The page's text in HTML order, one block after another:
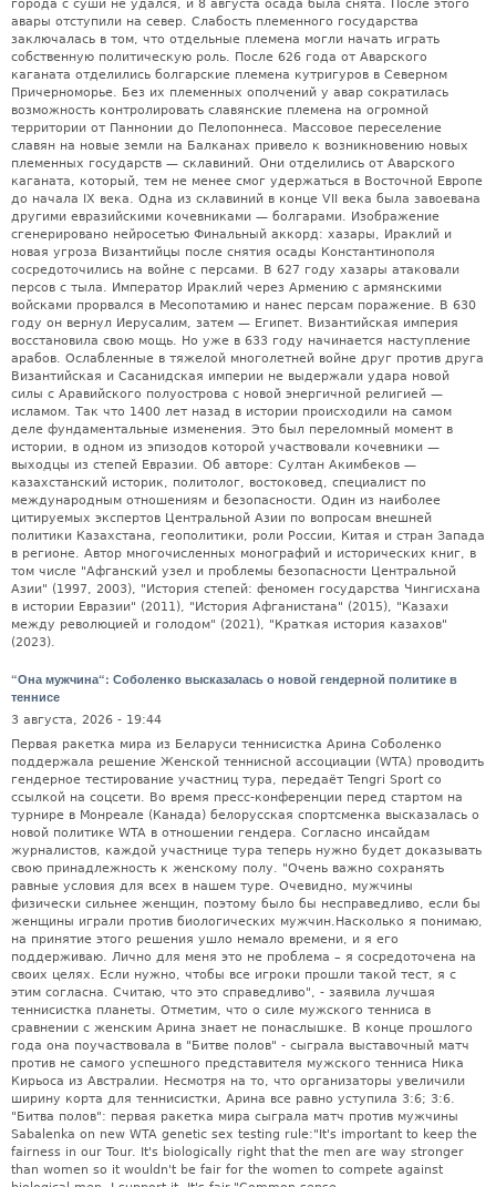
“Она мужчина“: Соболенко высказалась о новой гендерной политике в
теннисе
3 августа, 2026 - 19:44
Первая ракетка мира из Беларуси теннисистка Арина Соболенко
поддержала решение Женской теннисной ассоциации (WTA) проводить
гендерное тестирование участниц тура, передаёт Tengri Sport со
ссылкой на соцсети. Во время пресс-конференции перед стартом на
турнире в Монреале (Канада) белорусская спортсменка высказалась о
новой политике WTA в отношении гендера. Согласно инсайдам
журналистов, каждой участнице тура теперь нужно будет доказывать
свою принадлежность к женскому полу. "Очень важно сохранять
равные условия для всех в нашем туре. Очевидно, мужчины
физически сильнее женщин, поэтому было бы несправедливо, если бы
женщины играли против биологических мужчин.Насколько я понимаю,
на принятие этого решения ушло немало времени, и я его
поддерживаю. Лично для меня это не проблема – я сосредоточена на
своих целях. Если нужно, чтобы все игроки прошли такой тест, я с
этим согласна. Считаю, что это справедливо", - заявила лучшая
теннисистка планеты. Отметим, что о силе мужского тенниса в
сравнении с женским Арина знает не понаслышке. В конце прошлого
года она поучаствовала в "Битве полов" - сыграла выставочный матч
против не самого успешного представителя мужского тенниса Ника
Кирьоса из Австралии. Несмотря на то, что организаторы увеличили
ширину корта для теннисистки, Арина все равно уступила 3:6; 3:6.
"Битва полов": первая ракетка мира сыграла матч против мужчины
Sabalenka on new WTA genetic sex testing rule:"It's important to keep the
fairness in our Tour. It's biologically right that the men are way stronger
than women so it wouldn't be fair for the women to compete against